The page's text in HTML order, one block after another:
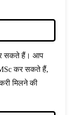
सकते हैं। आप
कर सकते हैं,
मिलने की